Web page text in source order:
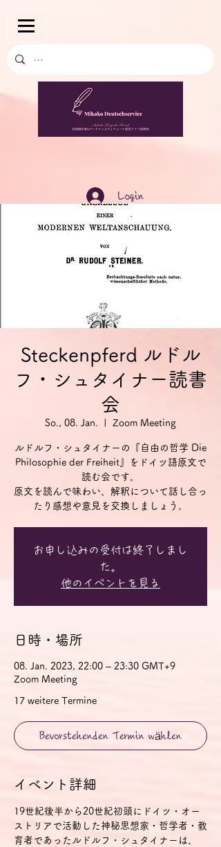
Login
Steckenpferd ルドル
フ・シュタイナー読書
会
So., 08. Jan. Zoom Meeting
ルドルフ・シュタイナーの『自由の哲学 Die
Philosophie der Freiheit』をドイツ語原文で
読む会です。
原文を読んで味わい、解釈について話し合っ
お申し込みの受付は終了しまし
た。
他のイベントを見る
日時・場所
08. Jan. 2023, 22:00 – 23:30 GMT+9
Zoom Meeting
17 weitere Termine
Bevorstehenden Termin wählen
イベント詳細
19世紀後半から20世紀初頭にドイツ・オー
ストリアで活動した神秘思想家・哲学者・教
育者であったルドルフ・シュタイナーは、